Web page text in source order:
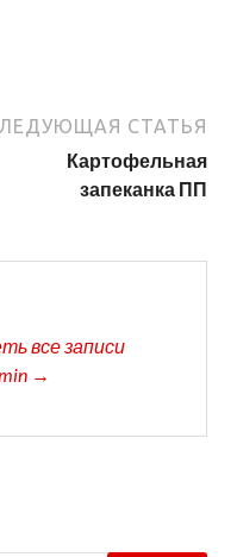
СТАТЬЯ
Картофельная
запеканка ПП
все записи
→